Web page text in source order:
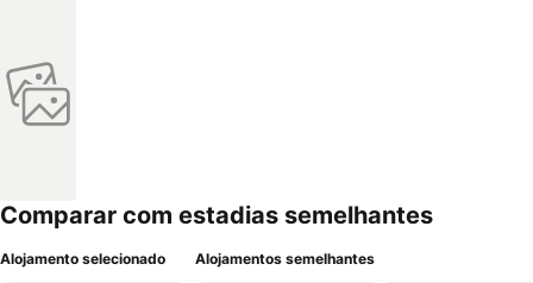
Comparar com estadias semelhantes
Alojamento selecionado Alojamentos semelhantes